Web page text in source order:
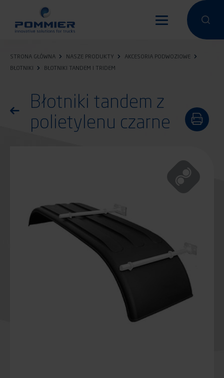
treści
STRONA GŁÓWNA NASZE PRODUKTY
AKCESORIA PODWOZIOWE
BŁOTNIKI
BŁOTNIKI TANDEM I TRIDEM
Powróć do listy produktów
Błotniki tandem z
polietylenu czarne